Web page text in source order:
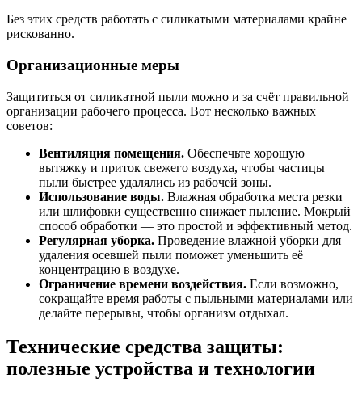
Без этих средств работать с силикатыми материалами крайне
рискованно.
Организационные меры
Защититься от силикатной пыли можно и за счёт правильной
организации рабочего процесса. Вот несколько важных
советов:
Вентиляция помещения. Обеспечьте хорошую
вытяжку и приток свежего воздуха, чтобы частицы
пыли быстрее удалялись из рабочей зоны.
Использование воды. Влажная обработка места резки
или шлифовки существенно снижает пыление. Мокрый
способ обработки — это простой и эффективный метод.
Регулярная уборка. Проведение влажной уборки для
удаления осевшей пыли поможет уменьшить её
концентрацию в воздухе.
Ограничение времени воздействия. Если возможно,
сокращайте время работы с пыльными материалами или
делайте перерывы, чтобы организм отдыхал.
Технические средства защиты:
полезные устройства и технологии